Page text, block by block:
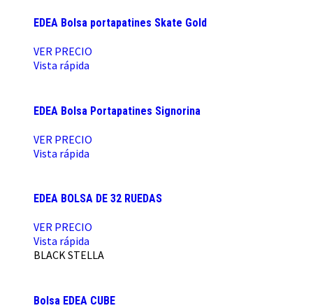
EDEA Bolsa portapatines Skate Gold
VER PRECIO
Vista rápida
EDEA Bolsa Portapatines Signorina
VER PRECIO
Vista rápida
EDEA BOLSA DE 32 RUEDAS
VER PRECIO
Vista rápida
BLACKSTELLA
Bolsa EDEA CUBE